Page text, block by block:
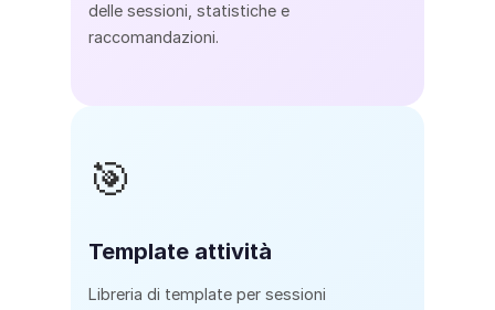
delle sessioni, statistiche e
raccomandazioni.
🎯
Template attività
Libreria di template per sessioni